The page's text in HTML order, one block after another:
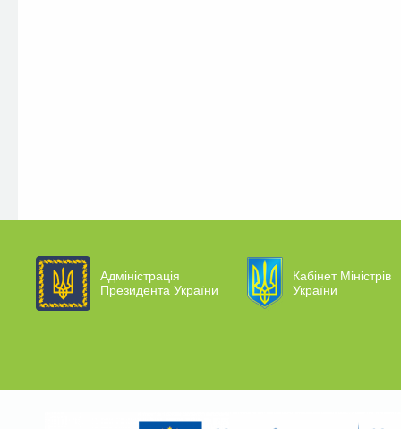
Адміністрація
Президента України
Кабінет Міністрів
України